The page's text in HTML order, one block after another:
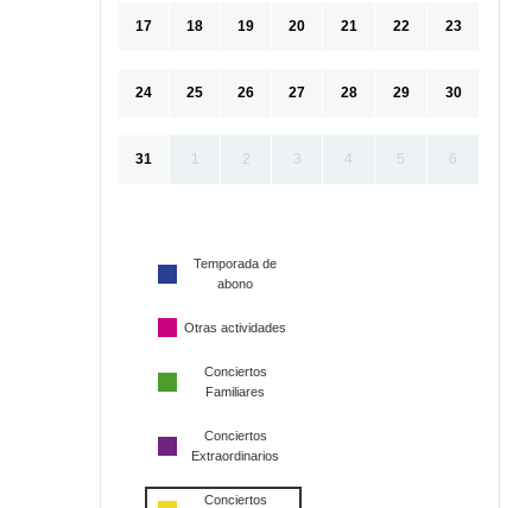
17 18 19 20 21 22 23
24 25 26 27 28 29 30
31 1 2 3 4 5 6
Temporada de
abono
Otras actividades
Conciertos
Familiares
Conciertos
Extraordinarios
Conciertos